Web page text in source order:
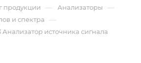
продукции — Анализаторы —
и спектра —
Анализатор источника сигнала